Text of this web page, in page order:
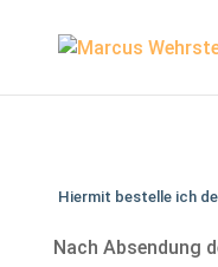
Hiermit bestelle ich
Nach Absendung